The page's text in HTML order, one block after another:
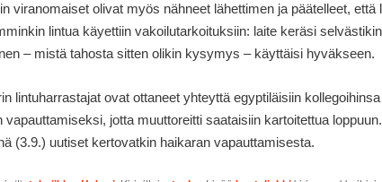
viranomaiset olivat myös nähneet lähettimen ja päätelleet, että
lintua käyettiin vakoilutarkoituksiin: laite keräsi
– mistä tahosta sitten olikin kysymys – käyttäisi hyväkseen.
lintuharrastajat ovat ottaneet yhteyttä egyptiläisiin
vapauttamiseksi, jotta muuttoreitti saataisiin kartoitettua
(3.9.) uutiset kertovatkin haikaran vapauttamisesta.